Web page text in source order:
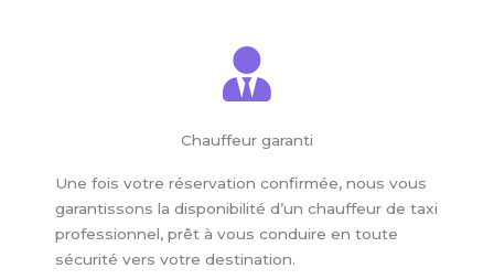
Chauffeur garanti
Une fois votre réservation confirmée, nous vous
garantissons la disponibilité d’un chauffeur de taxi
professionnel, prêt à vous conduire en toute
sécurité vers votre destination.